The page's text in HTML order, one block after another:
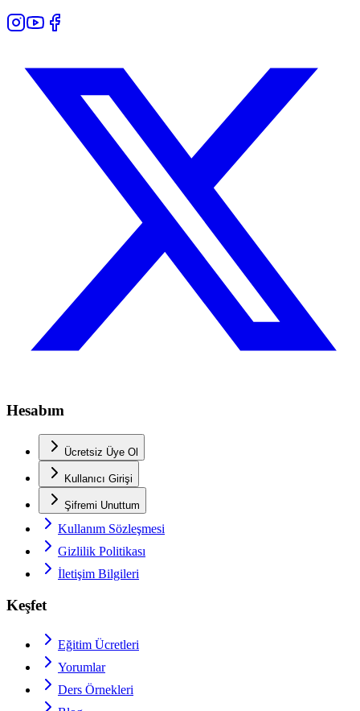
Hesabım
Ücretsiz Üye Ol
Kullanıcı Girişi
Şifremi Unuttum
Kullanım Sözleşmesi
Gizlilik Politikası
İletişim Bilgileri
Keşfet
Eğitim Ücretleri
Yorumlar
Ders Örnekleri